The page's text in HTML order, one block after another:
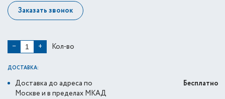
Заказать звонок
− + Кол-во
ДОСТАВКА:
Доставка до адреса по
Москве и в пределах МКАД
Бесплатно